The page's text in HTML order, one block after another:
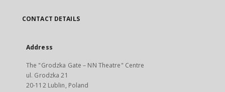
CONTACT DETAILS
Address
The "Grodzka Gate – NN Theatre" Centre
ul. Grodzka 21
20-112 Lublin, Poland